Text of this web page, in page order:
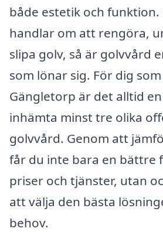
både estetik och
handlar om att rengöra,
slipa golv, så är golvvård
som lönar sig. För dig
Gängletorp är det alltid
inhämta minst tre olika
golvvård. Genom att
får du inte bara en bättre
priser och tjänster, utan
att välja den bästa
behov.